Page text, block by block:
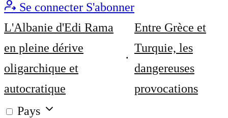
Se connecter S'abonner
L'Albanie d'Edi Rama
en pleine dérive
oligarchique et
autocratique
Entre Grèce et
Turquie, les
dangereuses
provocations
Pays